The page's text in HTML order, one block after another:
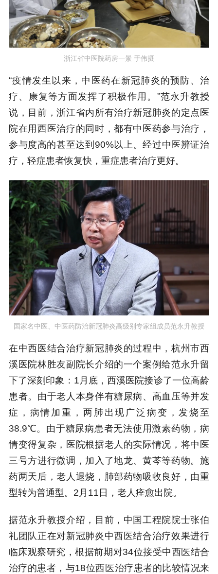
浙江省中医院药房一景 于伟摄
“疫情发生以来，中医药在新冠肺炎的预防、治
疗、康复等方面发挥了积极作用。”范永升教授
说，目前，浙江省内所有治疗新冠肺炎的定点医
院在用西医治疗的同时，都有中医药参与治疗，
参与度高的甚至达到90%以上。经过中医辨证治
疗，轻症患者恢复快，重症患者治疗更好。
国家名中医、中医药防治新冠肺炎高级别专家组成员范永升教授
在中西医结合治疗新冠肺炎的过程中，杭州市西
溪医院林胜友副院长介绍的一个案例给范永升留
下了深刻印象：1月底，西溪医院接诊了一位高龄
患者。由于老人本身伴有糖尿病、高血压等并发
症，病情加重，两肺出现广泛病变，发烧至
38.9℃。由于糖尿病患者无法使用激素药物，病
情变得复杂，医院根据老人的实际情况，将中医
三号方进行微调，加入了地龙、黄芩等药物。施
药两天后，老人退烧，肺部药物吸收良好，由重
型转为普通型。2月11日，老人痊愈出院。
据范永升教授介绍，目前，中国工程院院士张伯
礼团队正在对新冠肺炎中西医结合治疗效果进行
临床观察研究，根据前期对34位接受中西医结合
治疗的患者，与18位西医治疗患者的比较情况来